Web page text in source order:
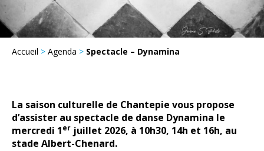
Accueil > Agenda > Spectacle – Dynamina
La saison culturelle de Chantepie vous propose
d’assister au spectacle de danse Dynamina le
mercredi 1er juillet 2026, à 10h30, 14h et 16h, au
stade Albert-Chenard.